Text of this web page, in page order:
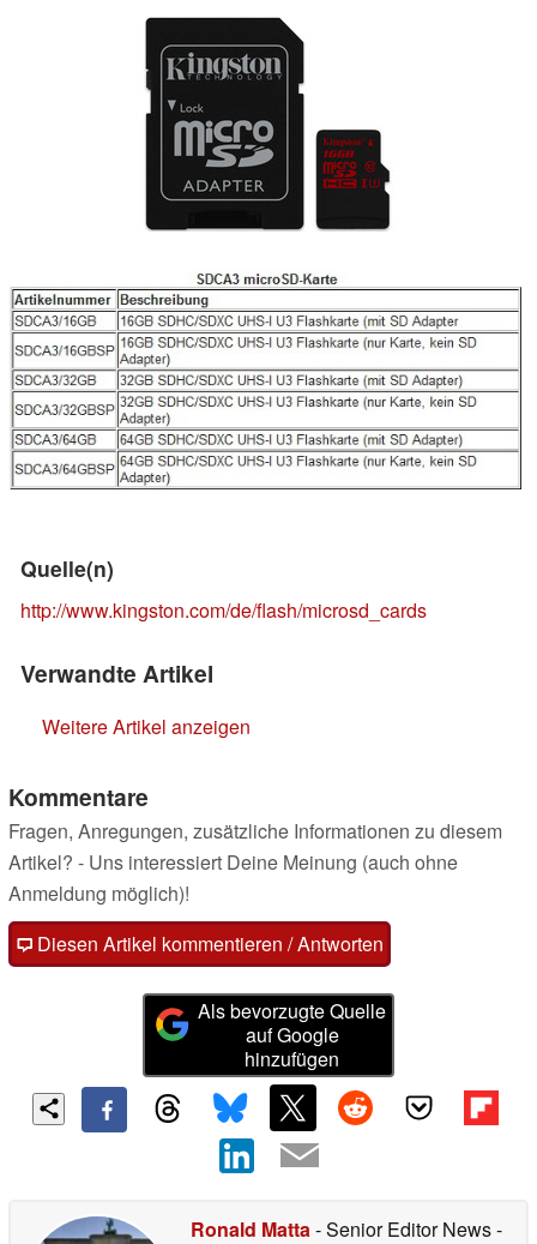
Quelle(n)
http://www.kingston.com/de/flash/microsd_cards
Verwandte Artikel
Weitere Artikel anzeigen
Kommentare
Fragen, Anregungen, zusätzliche Informationen zu diesem
Artikel? - Uns interessiert Deine Meinung (auch ohne
Anmeldung möglich)!
Diesen Artikel kommentieren / Antworten
Als bevorzugte Quelle
auf Google
hinzufügen
Ronald Matta - Senior Editor News-